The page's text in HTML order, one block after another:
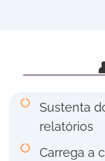
Sustenta
relatórios
Carrega a